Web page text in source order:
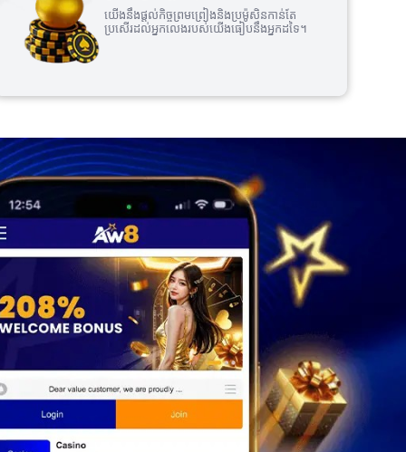
យើង​នឹង​ផ្តល់​កិច្ច​ព្រម​ព្រៀង​និង​ប្រម៉ូសិនកាន់​តែ​
ប្រសើរ​ដល់អ្នកលេងរបស់​យើង​ធៀប​នឹង​អ្នក​ដទៃ។